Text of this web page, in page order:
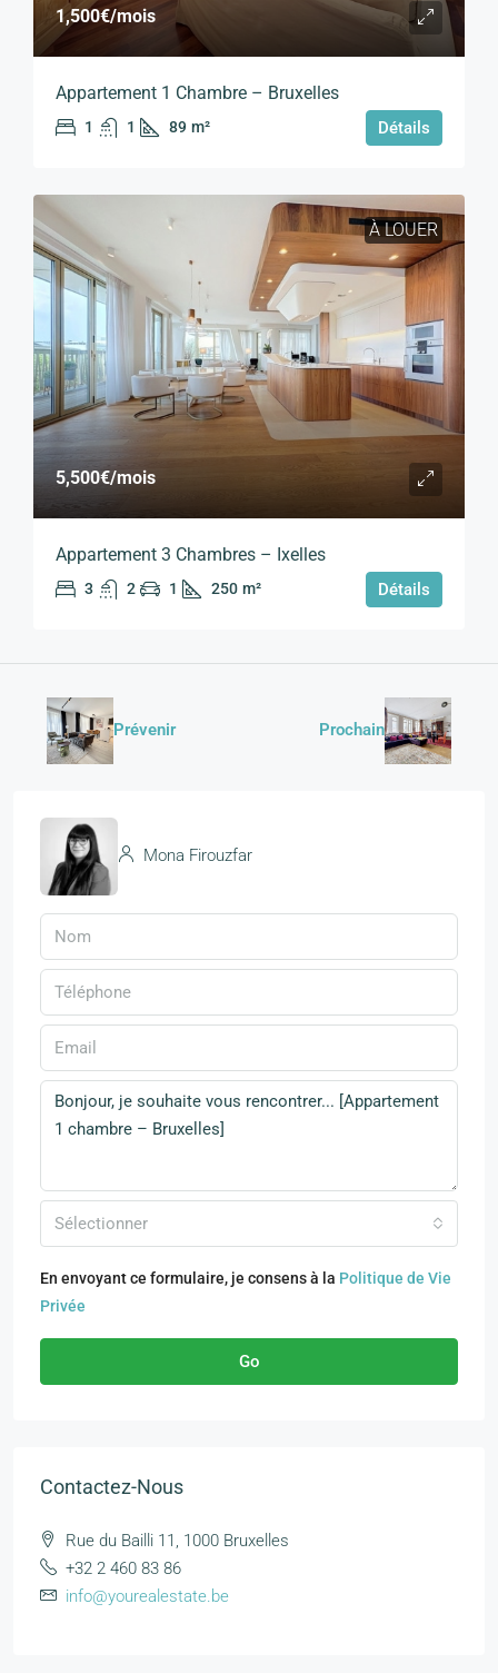
1,500€/mois
Appartement 1 Chambre – Bruxelles
1 1 89 m² Détails
À LOUER
5,500€/mois
Appartement 3 Chambres – Ixelles
3 2 1 250 m² Détails
Prévenir Prochain
Mona Firouzfar
Sélectionner
En envoyant ce formulaire, je consens à la Politique de Vie
Privée
Go
Contactez-Nous
Rue du Bailli 11, 1000 Bruxelles
+32 2 460 83 86
info@yourealestate.be